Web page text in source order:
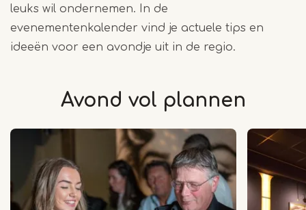
leuks wil ondernemen. In de
evenementenkalender vind je actuele tips en
ideeën voor een avondje uit in de regio.
Avond vol plannen